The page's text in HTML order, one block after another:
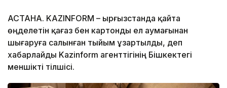
АСТАНА. KAZINFORM – Қырғызстанда қайта
өңделетін қағаз бен картонды ел аумағынан
шығаруға салынған тыйым ұзартылды, деп
хабарлайды Kazinform агенттігінің Бішкектегі
меншікті тілшісі.